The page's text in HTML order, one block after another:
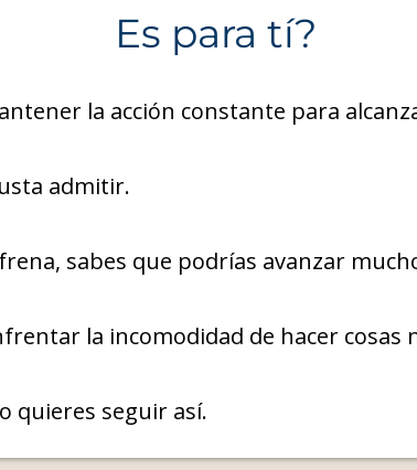
Es para tí?
la acción constante para
admitir.
sabes que podrías avanzar
la incomodidad de hacer cosas
quieres seguir así.